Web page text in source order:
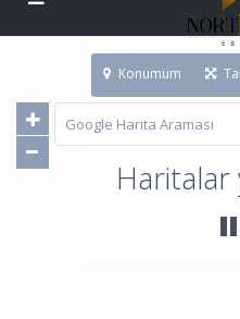
Haritalar
Konumum